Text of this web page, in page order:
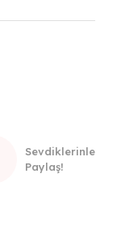
Sevdiklerinle
Paylaş!